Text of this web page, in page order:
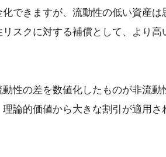
できますが、流動性の低い資産
スクに対する補償として、より高
性の差を数値化したものが非流動
論的価値から大きな割引が適用さ